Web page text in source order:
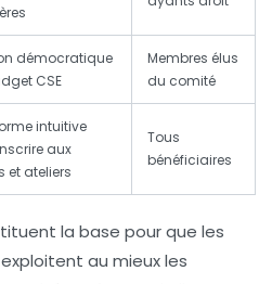
démocratique
CSE
Membres élus
du comité
intuitive
aux
et ateliers
Tous
bénéficiaires
la base pour que les
au mieux les